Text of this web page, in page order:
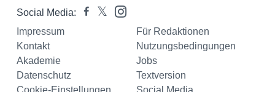
Social Media:
Impressum
Für Redaktionen
Kontakt
Nutzungsbedingungen
Akademie
Jobs
Datenschutz
Textversion
Cookie-Einstellungen
Social Media